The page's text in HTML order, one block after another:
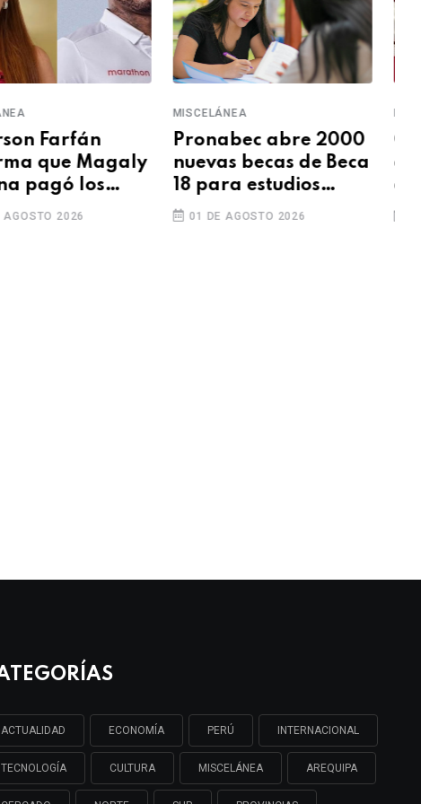
abre 2000
becas de Beca
estudios
en 2026
DE AGOSTO 2026
MISCELÁNEA
Campeonato Ciudad
de Arequipa reunirá
a los mejores toros de
pelea por el 486.°
05 DE AGOSTO 2026
ACTUALIDAD ECONOMÍA PERÚ INTERNACIONAL
TECNOLOGÍA CULTURA MISCELÁNEA AREQUIPA